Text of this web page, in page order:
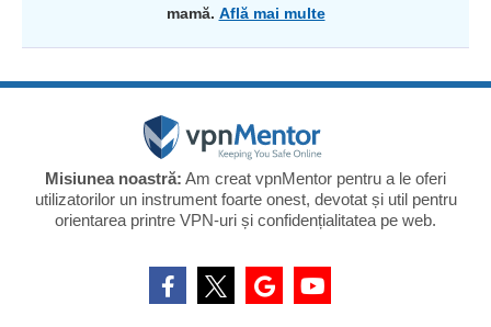
mamă. Află mai multe
Misiunea noastră: Am creat vpnMentor pentru a le oferi
utilizatorilor un instrument foarte onest, devotat și util pentru
orientarea printre VPN-uri și confidențialitatea pe web.